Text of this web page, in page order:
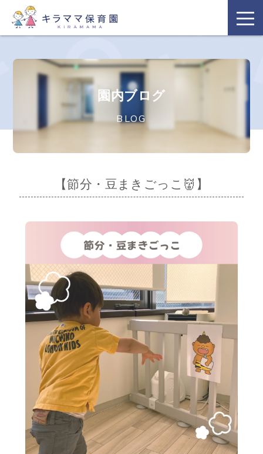
園内ブログ
BLOG
【節分・豆まきごっこ👹】